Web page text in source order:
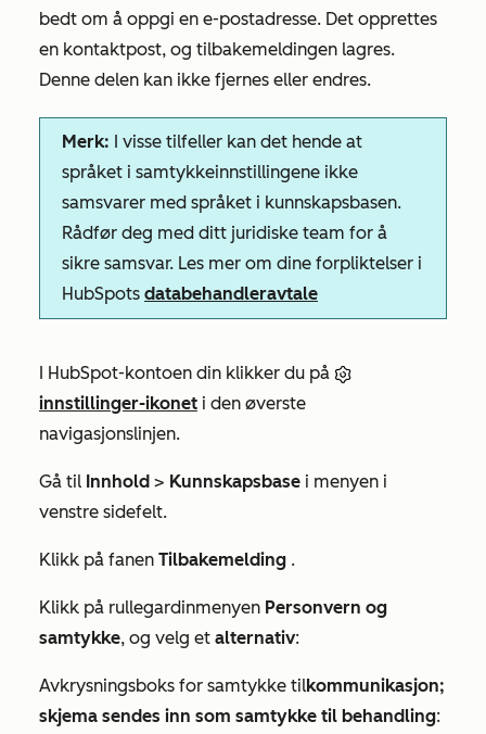
bedt om å oppgi en e-postadresse. Det opprettes
en kontaktpost, og tilbakemeldingen lagres.
Denne delen kan ikke fjernes eller endres.
Merk: I visse tilfeller kan det hende at
språket i samtykkeinnstillingene ikke
samsvarer med språket i kunnskapsbasen.
Rådfør deg med ditt juridiske team for å
sikre samsvar. Les mer om dine forpliktelser i
HubSpots databehandleravtale
I HubSpot-kontoen din klikker du på
innstillinger-ikonet i den øverste
navigasjonslinjen.
Gå til Innhold > Kunnskapsbase i menyen i
venstre sidefelt.
Klikk på fanen Tilbakemelding .
Klikk på rullegardinmenyen Personvern og
samtykke, og velg et alternativ:
Avkrysningsboks for samtykke tilkommunikasjon;
skjema sendes inn som samtykke til behandling: